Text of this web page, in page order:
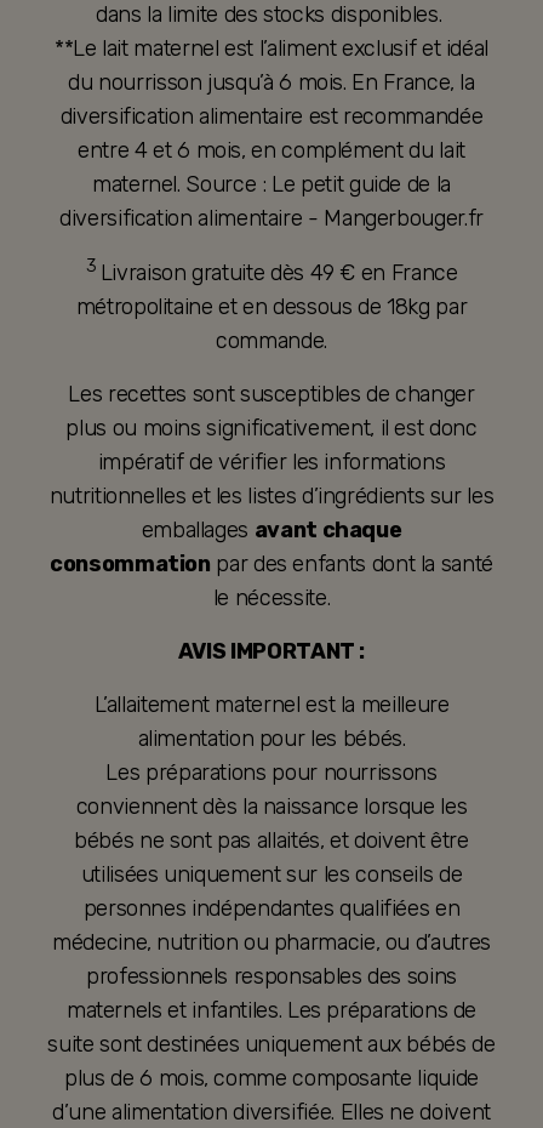
dans la limite des stocks disponibles.
**Le lait maternel est l’aliment exclusif et idéal
du nourrisson jusqu’à 6 mois. En France, la
diversification alimentaire est recommandée
entre 4 et 6 mois, en complément du lait
maternel. Source : Le petit guide de la
diversification alimentaire - Mangerbouger.fr
3 Livraison gratuite dès 49 € en France
métropolitaine et en dessous de 18kg par
commande.
Les recettes sont susceptibles de changer
plus ou moins significativement, il est donc
impératif de vérifier les informations
nutritionnelles et les listes d’ingrédients sur les
emballages avant chaque
consommation par des enfants dont la santé
le nécessite.
AVIS IMPORTANT :
L’allaitement maternel est la meilleure
alimentation pour les bébés.
Les préparations pour nourrissons
conviennent dès la naissance lorsque les
bébés ne sont pas allaités, et doivent être
utilisées uniquement sur les conseils de
personnes indépendantes qualifiées en
médecine, nutrition ou pharmacie, ou d’autres
professionnels responsables des soins
maternels et infantiles. Les préparations de
suite sont destinées uniquement aux bébés de
plus de 6 mois, comme composante liquide
d’une alimentation diversifiée. Elles ne doivent